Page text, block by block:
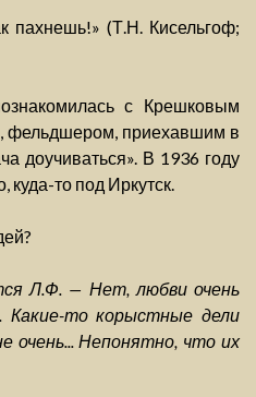
(Т.Н. Кисельгоф;
с Крешковым
фельдшером, приехавшим в
доучиваться». В 1936 году
куда-то под Иркутск.
Л.Ф. — Нет, любви очень
то корыстные дели
очень... Непонятно, что их